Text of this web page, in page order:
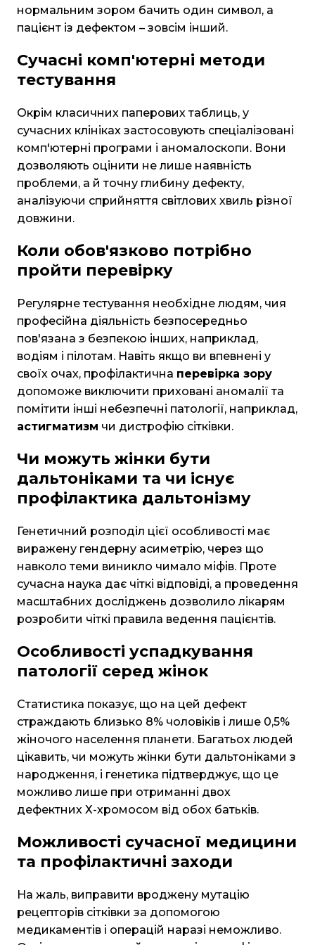
нормальним зором бачить один символ, а
пацієнт із дефектом – зовсім інший.
Сучасні комп'ютерні методи
тестування
Окрім класичних паперових таблиць, у
сучасних клініках застосовують спеціалізовані
комп'ютерні програми і аномалоскопи. Вони
дозволяють оцінити не лише наявність
проблеми, а й точну глибину дефекту,
аналізуючи сприйняття світлових хвиль різної
довжини.
Коли обов'язково потрібно
пройти перевірку
Регулярне тестування необхідне людям, чия
професійна діяльність безпосередньо
пов'язана з безпекою інших, наприклад,
водіям і пілотам. Навіть якщо ви впевнені у
своїх очах, профілактична перевірка зору
допоможе виключити приховані аномалії та
помітити інші небезпечні патології, наприклад,
астигматизм чи дистрофію сітківки.
Чи можуть жінки бути
дальтоніками та чи існує
профілактика дальтонізму
Генетичний розподіл цієї особливості має
виражену гендерну асиметрію, через що
навколо теми виникло чимало міфів. Проте
сучасна наука дає чіткі відповіді, а проведення
масштабних досліджень дозволило лікарям
розробити чіткі правила ведення пацієнтів.
Особливості успадкування
патології серед жінок
Статистика показує, що на цей дефект
страждають близько 8% чоловіків і лише 0,5%
жіночого населення планети. Багатьох людей
цікавить, чи можуть жінки бути дальтоніками з
народження, і генетика підтверджує, що це
можливо лише при отриманні двох
дефектних Х-хромосом від обох батьків.
Можливості сучасної медицини
та профілактичні заходи
На жаль, виправити вроджену мутацію
рецепторів сітківки за допомогою
медикаментів і операцій наразі неможливо.